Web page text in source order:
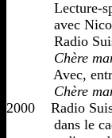
avec
Radio
Chère
Avec,
Chère
2000    Radio
dans